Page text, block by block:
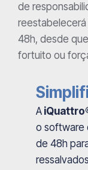
de
reestabelecerá
48h, desde
fortuito ou
A
o software
de 48h